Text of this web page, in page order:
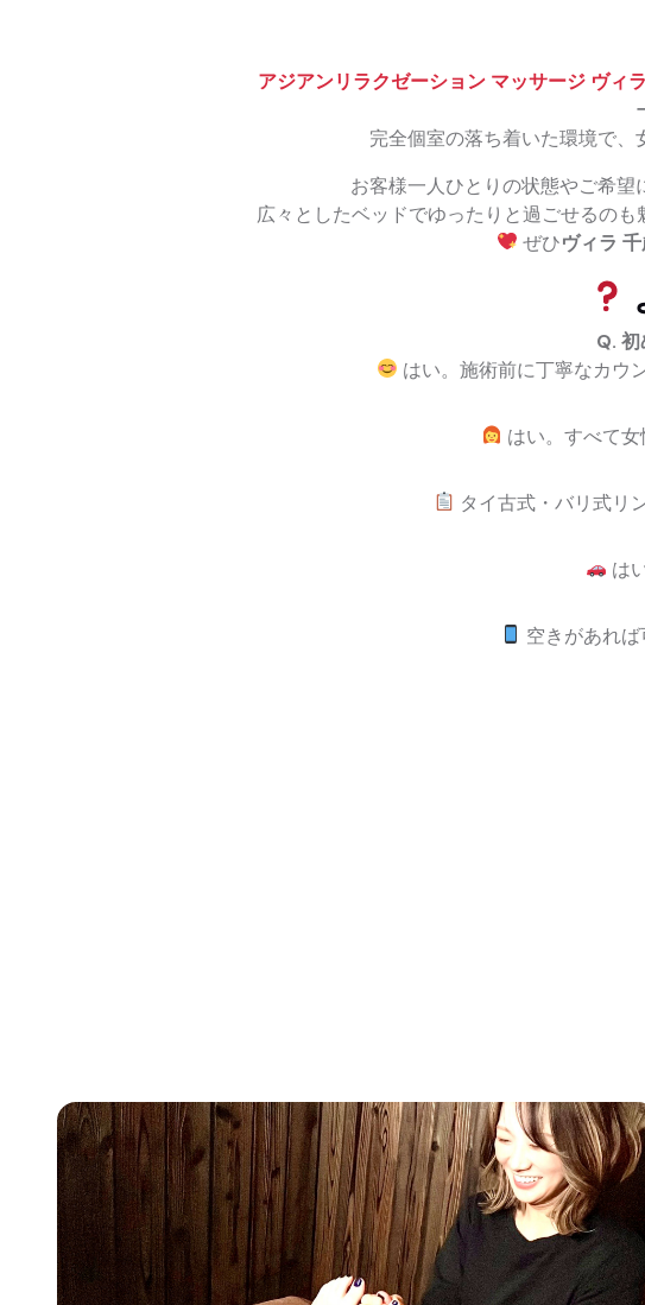
アジアンリラクゼーション マッサージ ヴィ
完全個室の落ち着いた環境で
お客様一人ひとりの状態やご希
広々としたベッドでゆったりと過ごせるの
ぜひヴィラ
Q.
はい。施術前に丁寧なカウ
はい。すべて
タイ古式・バリ式リ
は
空きがあれば